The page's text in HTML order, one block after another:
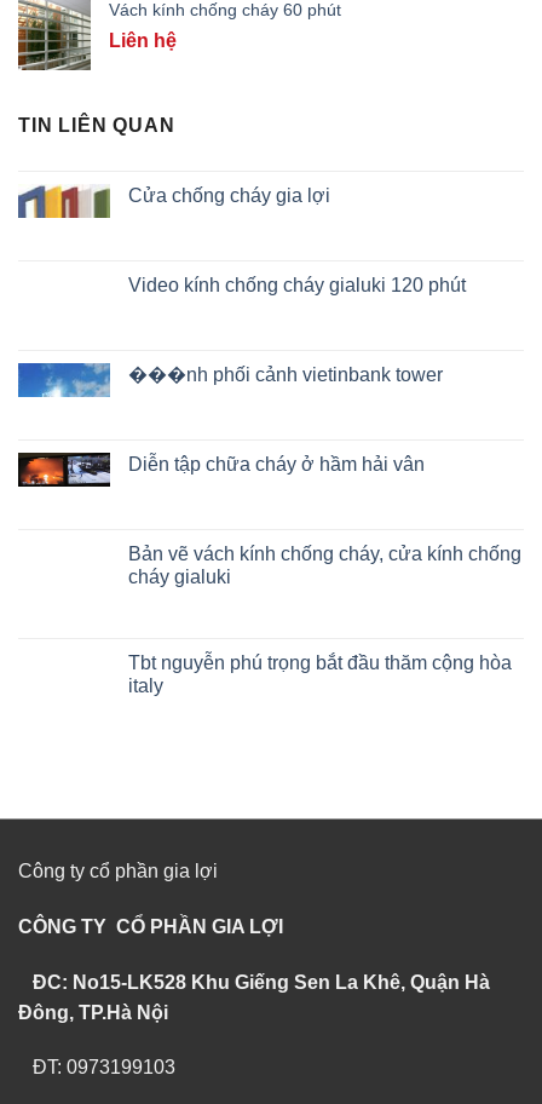
Vách kính chống cháy 60 phút
Liên hệ
TIN LIÊN QUAN
Cửa chống cháy gia lợi
Video kính chống cháy gialuki 120 phút
���nh phối cảnh vietinbank tower
Diễn tập chữa cháy ở hầm hải vân
Bản vẽ vách kính chống cháy, cửa kính chống
cháy gialuki
Tbt nguyễn phú trọng bắt đầu thăm cộng hòa
italy
Công ty cổ phần gia lợi
CÔNG TY CỔ PHẦN GIA LỢI
ĐC: No15-LK528 Khu Giếng Sen La Khê, Quận Hà
Đông, TP.Hà Nội
ĐT: 0973199103